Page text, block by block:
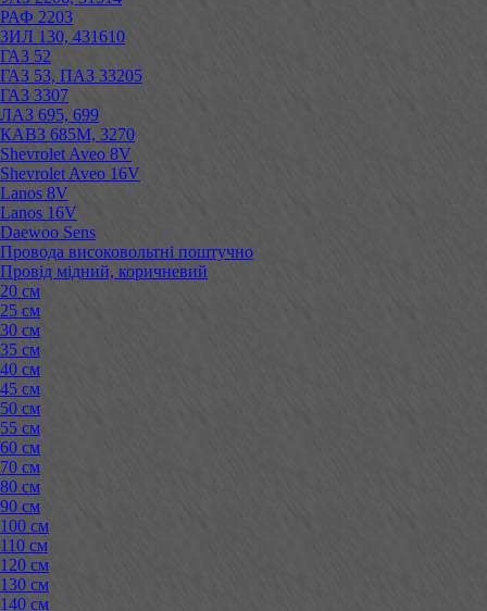
РАФ 2203
ЗИЛ 130, 431610
ГАЗ 52
ГАЗ 53, ПАЗ 33205
ГАЗ 3307
ЛАЗ 695, 699
КАВЗ 685М, 3270
Shevrolet Aveo 8V
Shevrolet Aveo 16V
Lanos 8V
Lanos 16V
Daewoo Sens
Провода високовольтні поштучно
Провід мідний, коричневий
20 см
25 см
30 см
35 см
40 см
45 см
50 см
55 см
60 см
70 см
80 см
90 см
100 см
110 см
120 см
130 см
140 см